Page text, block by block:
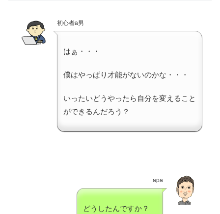
初心者a男
はぁ・・・
僕はやっぱり才能がないのかな・・・
いったいどうやったら自分を変えること
ができるんだろう？
apa
どうしたんですか？